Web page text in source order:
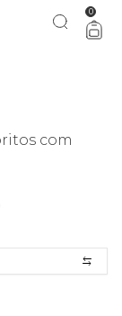
aproveita! 0
com